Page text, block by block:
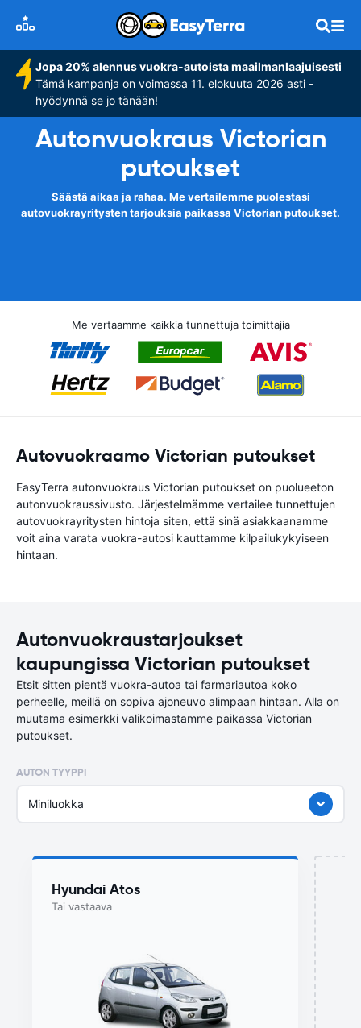
Jopa 20% alennus vuokra-autoista maailmanlaajuisesti
Tämä kampanja on voimassa 11. elokuuta 2026 asti -
hyödynnä se jo tänään!
Autonvuokraus Victorian
putoukset
Säästä aikaa ja rahaa. Me vertailemme puolestasi
autovuokrayritysten tarjouksia paikassa Victorian putoukset.
Me vertaamme kaikkia tunnettuja toimittajia
Autovuokraamo Victorian putoukset
EasyTerra autonvuokraus Victorian putoukset on puolueeton
autonvuokraussivusto. Järjestelmämme vertailee tunnettujen
autovuokrayritysten hintoja siten, että sinä asiakkaanamme
voit aina varata vuokra-autosi kauttamme kilpailukykyiseen
hintaan.
Autonvuokraustarjoukset
kaupungissa Victorian putoukset
Etsit sitten pientä vuokra-autoa tai farmariautoa koko
perheelle, meillä on sopiva ajoneuvo alimpaan hintaan. Alla on
muutama esimerkki valikoimastamme paikassa Victorian
putoukset.
AUTON TYYPPI
Miniluokka
Hyundai Atos
Tai vastaava